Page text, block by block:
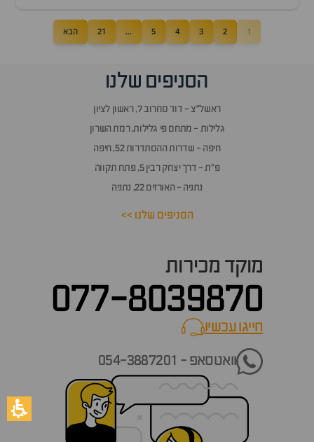
1
2
3
4
5
...
21 הבא
הסניפים שלנו
ראשל״צ - דוד סחרוב 7, ראשון לציון
גלילות - מתחם פי גלילות, רמת השרון
חיפה - שדרות ההסתדרות 52, חיפה
פ״ת - דרך יצחק רבין 5, פתח תקווה
נתניה - האורזים 22, נתניה
הסניפים שלנו >>
מוקד מכירות
077-8039870
חייגו עכשיוcall now
וואטסאפ - 054-3887201